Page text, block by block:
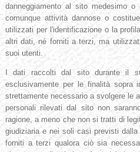
danneggiamento al sito medesimo
comunque attività dannose o
utilizzati per l'identificazione o la
altri dati, né forniti a terzi, ma
suoi utenti.
I dati raccolti dal sito durante il
esclusivamente per le finalità sopra
strettamente necessario a svolgere le
personali rilevati dal sito non
ragione, a meno che non si tratti di
giudiziaria e nei soli casi previsti
forniti a terzi qualora ciò sia